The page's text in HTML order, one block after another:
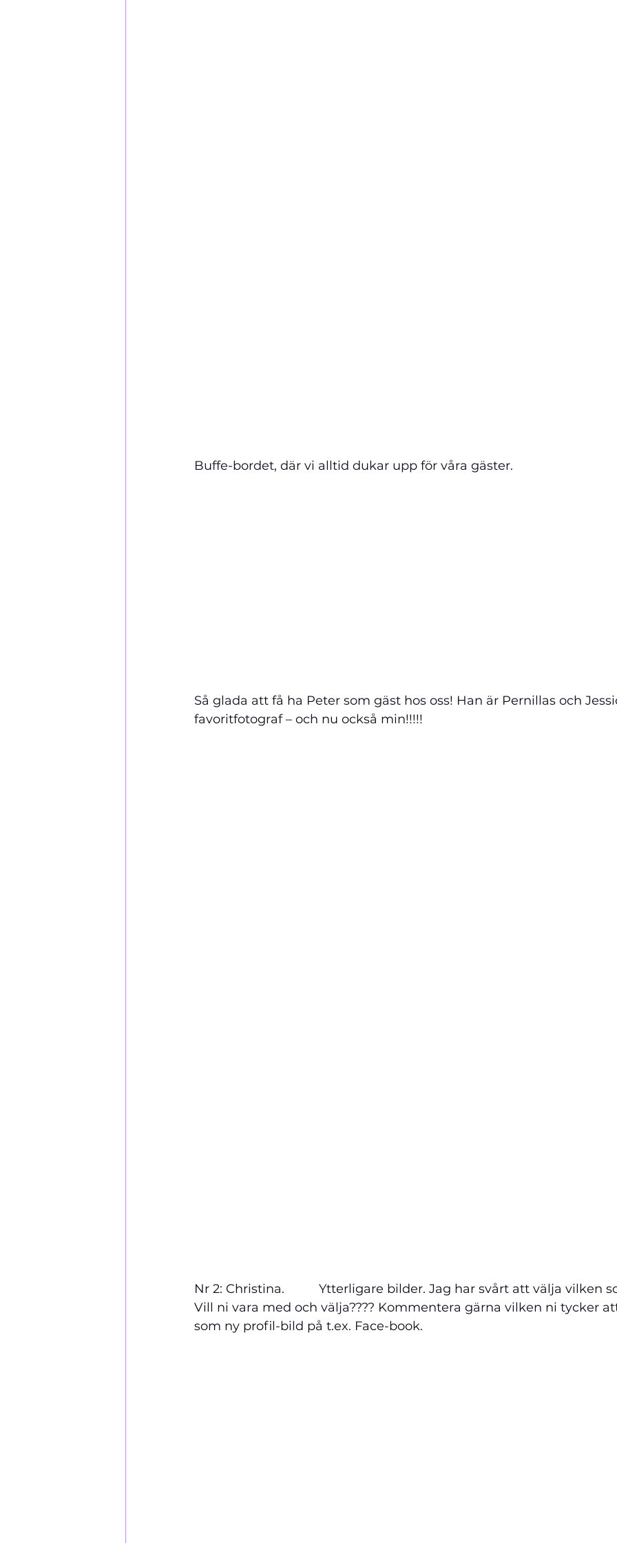
Buffe-bordet, där vi alltid dukar upp för våra gäster.
Så glada att få ha Peter som gäst hos oss! Han är Pernillas och
favoritfotograf – och nu också min!!!!!
Nr 2: Christina.          Ytterligare bilder. Jag har svårt att välja vilken
Vill ni vara med och välja???? Kommentera gärna vilken ni tycker
som ny profil-bild på t.ex. Face-book.